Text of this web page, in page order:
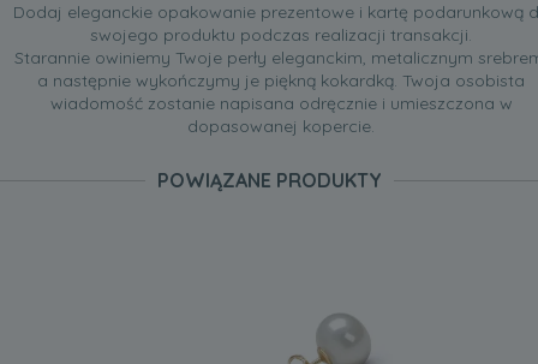
Dodaj eleganckie opakowanie prezentowe i kartę podarunkową
swojego produktu podczas realizacji transakcji.
Starannie owiniemy Twoje perły eleganckim, metalicznym
a następnie wykończymy je piękną kokardką. Twoja osobista
wiadomość zostanie napisana odręcznie i umieszczona w
dopasowanej kopercie.
POWIĄZANE PRODUKTY